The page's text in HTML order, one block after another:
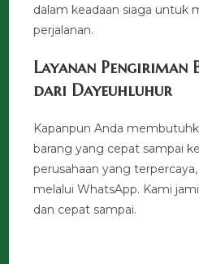
dalam keadaan siaga untuk
perjalanan.
Layanan Pengiriman
dari Dayeuhluhur
Kapanpun Anda
barang yang cepat sampai
perusahaan yang
melalui WhatsApp. Kami
dan cepat sampai.